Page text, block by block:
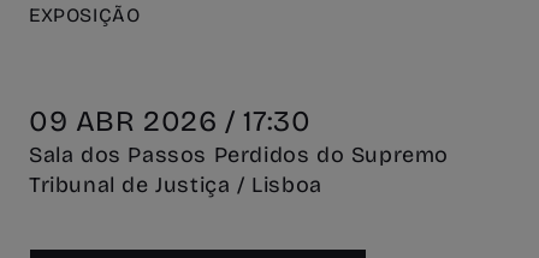
EXPOSIÇÃO
09 ABR 2026 / 17:30
Sala dos Passos Perdidos do Supremo
Tribunal de Justiça / Lisboa